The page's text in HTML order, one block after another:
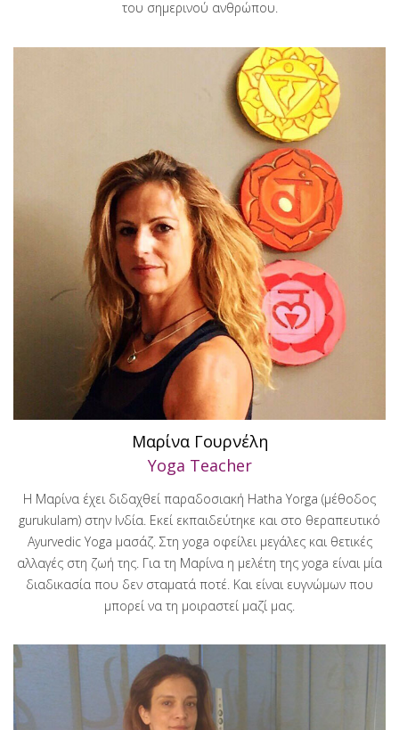
του σημερινού ανθρώπου.
Μαρίνα Γουρνέλη
Yoga Teacher
Η Μαρίνα έχει διδαχθεί παραδοσιακή Hatha Yorga (μέθοδος
gurukulam) στην Ινδία. Εκεί εκπαιδεύτηκε και στο θεραπευτικό
Ayurvedic Yoga μασάζ. Στη yoga οφείλει μεγάλες και θετικές
αλλαγές στη ζωή της. Για τη Μαρίνα η μελέτη της yoga είναι μία
διαδικασία που δεν σταματά ποτέ. Και είναι ευγνώμων που
μπορεί να τη μοιραστεί μαζί μας.